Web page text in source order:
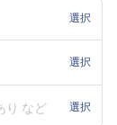
選択
選択
り など 選択